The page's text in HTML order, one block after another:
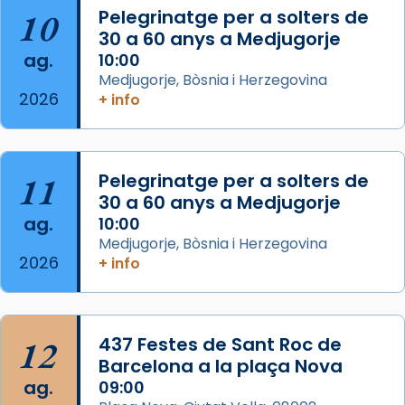
duració aproximada de tres hores. Després,
processó (recuperada el 1972) al voltant
del temple amb les relíquies de les santes.
Des de 1985 hi participa també un grup de
diablesses amb música i ball propis. Festa
gran a Mataró.
«Si vols saber què és calor, ves per les
Santes a Mataró»🥵.
Photo
View on Facebook ·
Jaume, fill de Zebedeu, és juntament amb el
seu germà Joan i Pere un dels que
acompanyava més de prop Jesús.
10
ag.
2026
Pelegrinatge per a solters de
30 a 60 anys a Medjugorje
10:00
Medjugorje, Bòsnia i Herzegovina
+ info
11
ag.
2026
Pelegrinatge per a solters de
30 a 60 anys a Medjugorje
10:00
Medjugorje, Bòsnia i Herzegovina
+ info
12
ag.
437 Festes de Sant Roc de
Barcelona a la plaça Nova
09:00